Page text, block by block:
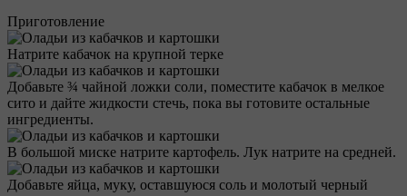
Приготовление
Натрите кабачок на крупной терке
Добавьте ¾ чайной ложки соли, поместите кабачок в мелкое
сито и дайте жидкости стечь, пока вы готовите остальные
ингредиенты.
В большой миске натрите картофель. Лук натрите на средней.
Добавьте яйца, муку, оставшуюся соль и молотый черный